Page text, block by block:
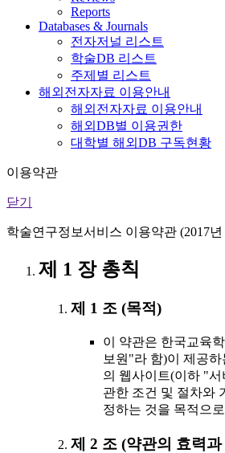
Reports
Databases & Journals
전자저널 리스트
학술DB 리스트
주제별 리스트
해외전자자료 이용안내
해외전자자료 이용안내
해외DB별 이용권한
대학별 해외DB 구독현황
이용약관
닫기
학술연구정보서비스 이용약관 (2017
제 1 장 총칙
제 1 조 (목적)
이 약관은 한국교육
보원"라 함)이 제공
의 웹사이트(이하 "
관한 조건 및 절차와
정하는 것을 목적으
제 2 조 (약관의 효력